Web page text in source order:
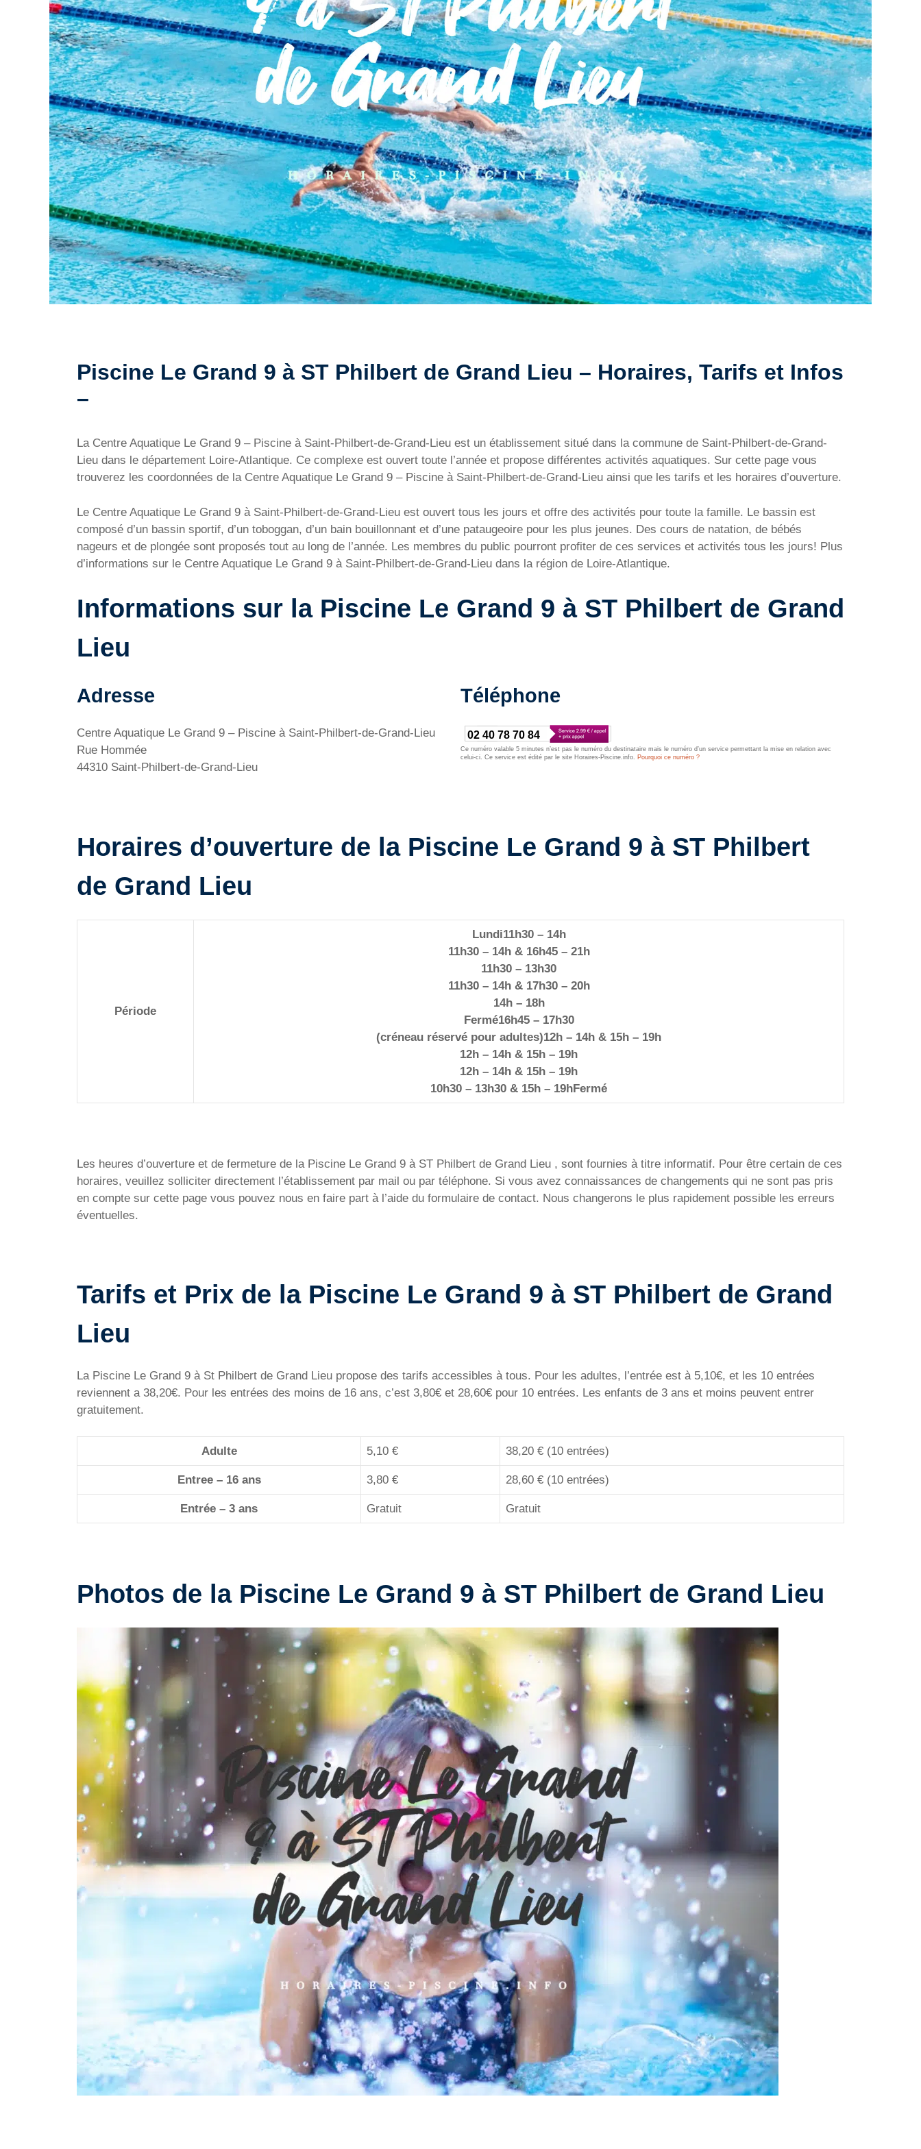
Piscine Le Grand 9 à ST Philbert de Grand Lieu – Horaires, Tarifs et Infos
–
La Centre Aquatique Le Grand 9 – Piscine à Saint-Philbert-de-Grand-Lieu est un établissement situé dans la commune de Saint-Philbert-de-Grand-
Lieu dans le département Loire-Atlantique. Ce complexe est ouvert toute l’année et propose différentes activités aquatiques. Sur cette page vous
trouverez les coordonnées de la Centre Aquatique Le Grand 9 – Piscine à Saint-Philbert-de-Grand-Lieu ainsi que les tarifs et les horaires d’ouverture.
Le Centre Aquatique Le Grand 9 à Saint-Philbert-de-Grand-Lieu est ouvert tous les jours et offre des activités pour toute la famille. Le bassin est
composé d’un bassin sportif, d’un toboggan, d’un bain bouillonnant et d’une pataugeoire pour les plus jeunes. Des cours de natation, de bébés
nageurs et de plongée sont proposés tout au long de l’année. Les membres du public pourront profiter de ces services et activités tous les jours! Plus
d’informations sur le Centre Aquatique Le Grand 9 à Saint-Philbert-de-Grand-Lieu dans la région de Loire-Atlantique.
Informations sur la Piscine Le Grand 9 à ST Philbert de Grand
Lieu
Adresse
Centre Aquatique Le Grand 9 – Piscine à Saint-Philbert-de-Grand-Lieu
Rue Hommée
44310 Saint-Philbert-de-Grand-Lieu
Téléphone
02 40 78 70 84
Ce numéro valable 5 minutes n’est pas le numéro du destinataire mais le numéro d’un service permettant la mise en relation avec
celui-ci. Ce service est édité par le site Horaires-Piscine.info. Pourquoi ce numéro ?
Horaires d’ouverture de la Piscine Le Grand 9 à ST Philbert
de Grand Lieu
Période
Lundi11h30 – 14h
11h30 – 14h & 16h45 – 21h
11h30 – 13h30
11h30 – 14h & 17h30 – 20h
14h – 18h
Fermé16h45 – 17h30
(créneau réservé pour adultes)12h – 14h & 15h – 19h
12h – 14h & 15h – 19h
12h – 14h & 15h – 19h
10h30 – 13h30 & 15h – 19hFermé
Les heures d’ouverture et de fermeture de la Piscine Le Grand 9 à ST Philbert de Grand Lieu , sont fournies à titre informatif. Pour être certain de ces
horaires, veuillez solliciter directement l’établissement par mail ou par téléphone. Si vous avez connaissances de changements qui ne sont pas pris
en compte sur cette page vous pouvez nous en faire part à l’aide du formulaire de contact. Nous changerons le plus rapidement possible les erreurs
éventuelles.
Tarifs et Prix de la Piscine Le Grand 9 à ST Philbert de Grand
Lieu
La Piscine Le Grand 9 à St Philbert de Grand Lieu propose des tarifs accessibles à tous. Pour les adultes, l’entrée est à 5,10€, et les 10 entrées
reviennent a 38,20€. Pour les entrées des moins de 16 ans, c’est 3,80€ et 28,60€ pour 10 entrées. Les enfants de 3 ans et moins peuvent entrer
gratuitement.
Adulte 5,10 € 38,20 € (10 entrées)
Entree – 16 ans 3,80 € 28,60 € (10 entrées)
Entrée – 3 ans Gratuit Gratuit
Photos de la Piscine Le Grand 9 à ST Philbert de Grand Lieu